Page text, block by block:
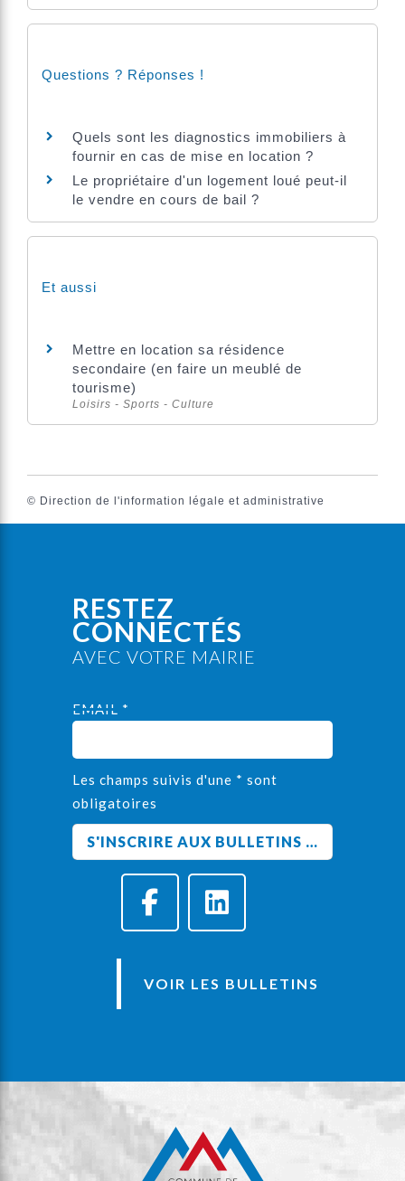
Questions ? Réponses !
Quels sont les diagnostics immobiliers à
fournir en cas de mise en location ?
Le propriétaire d'un logement loué peut-il
le vendre en cours de bail ?
Et aussi
Mettre en location sa résidence
secondaire (en faire un meublé de
tourisme)
Loisirs - Sports - Culture
© Direction de l'information légale et administrative
RESTEZ
CONNECTÉS
AVEC VOTRE MAIRIE
EMAIL *
Les champs suivis d'une * sont
obligatoires
VOIR LES BULLETINS